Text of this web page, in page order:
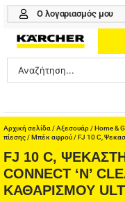
Μετάβαση
περιεχόμενο
Ο λογαριασμός μου
Search
...
ONLINE SHOP
HOME & GARDEN
PROFESSIONAL
Αρχική σελίδα /Αξεσουάρ/Home &
πίεσης/Μπέκ αφρού/ FJ 10 C,
FJ 10 C,
CONNECT ‘N’
ΚΑΘΑΡΙΣΜΟΎ